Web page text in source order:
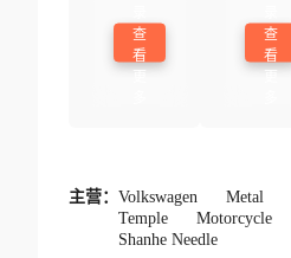
查
看
查
看
主营： Volkswagen Metal
Temple
Motorcycle
Shanhe Needle